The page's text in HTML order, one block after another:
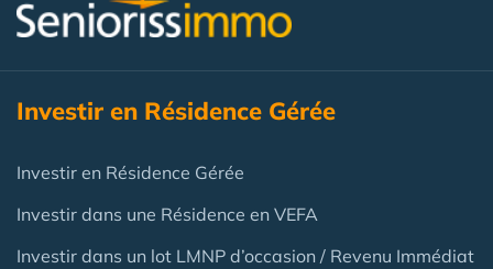
Investir en Résidence Gérée
Investir en Résidence Gérée
Investir dans une Résidence en VEFA
Investir dans un lot LMNP d’occasion / Revenu Immédiat